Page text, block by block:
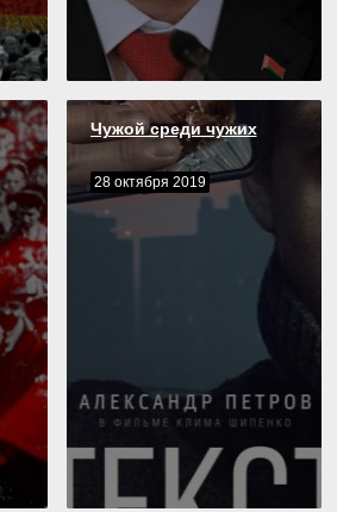
Чужой среди чужих
28 октября 2019